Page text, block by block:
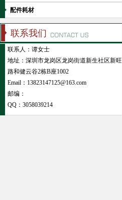
配件耗材
联系我们
联系人：谭女士
地址：深圳市龙岗区龙岗街道新生社区新旺
路和健云谷2栋B座1002
Email：13823147125@163.com
邮编：
QQ： 3058039214